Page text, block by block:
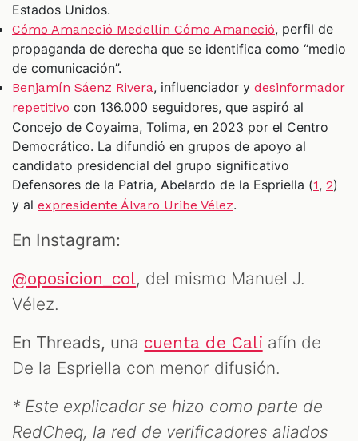
Estados Unidos.
Cómo Amaneció Medellín Cómo Amaneció, perfil de
propaganda de derecha que se identifica como “medio
de comunicación”.
Benjamín Sáenz Rivera, influenciador y desinformador
repetitivo con 136.000 seguidores, que aspiró al
Concejo de Coyaima, Tolima, en 2023 por el Centro
Democrático. La difundió en grupos de apoyo al
candidato presidencial del grupo significativo
Defensores de la Patria, Abelardo de la Espriella (1, 2)
y al expresidente Álvaro Uribe Vélez.
En Instagram:
@oposicion_col, del mismo Manuel J.
Vélez.
En Threads, una cuenta de Cali afín de
De la Espriella con menor difusión.
* Este explicador se hizo como parte de
RedCheq, la red de verificadores aliados